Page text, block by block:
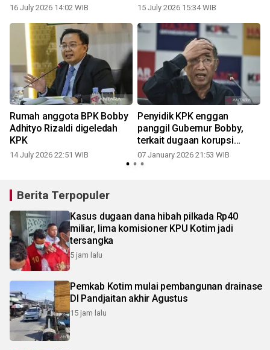
16 July 2026 14:02 WIB 15 July 2026 15:34 WIB
Rumah anggota BPK Bobby
Adhityo Rizaldi digeledah
KPK
14 July 2026 22:51 WIB
Penyidik KPK enggan
panggil Gubernur Bobby,
terkait dugaan korupsi
proyek jalan di Sumut
07 January 2026 21:53 WIB
Berita Terpopuler
Kasus dugaan dana hibah pilkada Rp40
miliar, lima komisioner KPU Kotim jadi
tersangka
5 jam lalu
Pemkab Kotim mulai pembangunan drainase
DI Pandjaitan akhir Agustus
15 jam lalu